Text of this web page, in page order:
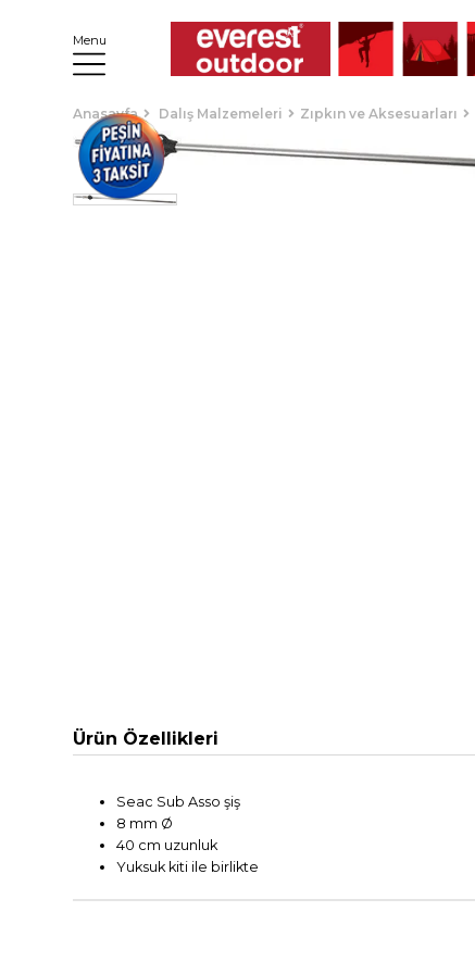
Menu
Anasayfa Dalış Malzemeleri Zıpkın ve Aksesuarları
Ürün Özellikleri
Seac Sub Asso şiş
8 mm Ø
40 cm uzunluk
Yuksuk kiti ile birlikte